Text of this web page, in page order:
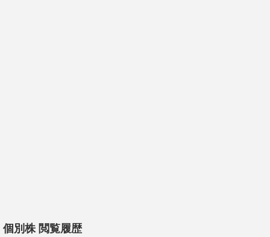
個別株 閲覧履歴